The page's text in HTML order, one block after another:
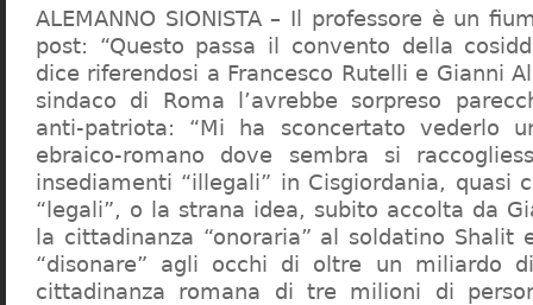
ALEMANNO SIONISTA – Il professore è un
post: “Questo passa il convento della
dice riferendosi a Francesco Rutelli e Gianni
sindaco di Roma l’avrebbe sorpreso
anti-patriota: “Mi ha sconcertato vederlo
ebraico-romano dove sembra si
insediamenti “illegali” in Cisgiordania, quasi
“legali”, o la strana idea, subito accolta da
la cittadinanza “onoraria” al soldatino Shalit
“disonare” agli occhi di oltre un miliardo
cittadinanza romana di tre milioni di